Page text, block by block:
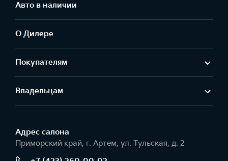
Авто в наличии
О Дилере
Покупателям
Владельцам
Адрес салонa
Приморский край, г. Артем, ул. Тульская, д. 2